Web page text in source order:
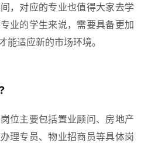
，对应的专业也值得大家去学
业的学生来说，需要具备更加
能适应新的市场环境。
主要包括置业顾问、房地产
理专员、物业招商员等具体岗